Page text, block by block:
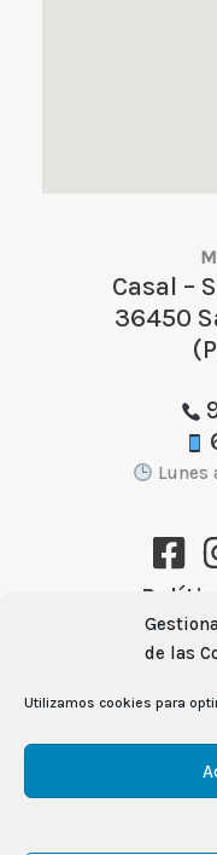
de las
Utilizamos cookies para
Casal –
36450
Lunes